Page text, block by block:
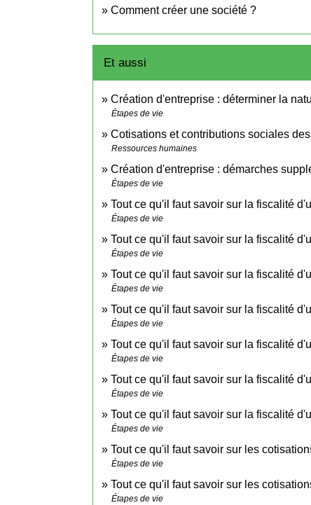
Comment créer une société ?
Et aussi
Création d'entreprise : déterminer la
Étapes de vie
Cotisations et contributions sociales
Ressources humaines
Création d'entreprise : démarches
Étapes de vie
Tout ce qu'il faut savoir sur la fiscalité
Étapes de vie
Tout ce qu'il faut savoir sur la fiscalité
Étapes de vie
Tout ce qu'il faut savoir sur la fiscalité
Étapes de vie
Tout ce qu'il faut savoir sur la fiscalité
Étapes de vie
Tout ce qu'il faut savoir sur la fiscalité
Étapes de vie
Tout ce qu'il faut savoir sur la fiscalité
Étapes de vie
Tout ce qu'il faut savoir sur la fiscalité
Étapes de vie
Tout ce qu'il faut savoir sur les
Étapes de vie
Tout ce qu'il faut savoir sur les
Étapes de vie